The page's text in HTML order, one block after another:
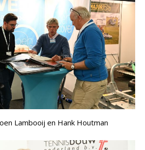
Lambooij en Hank Houtman